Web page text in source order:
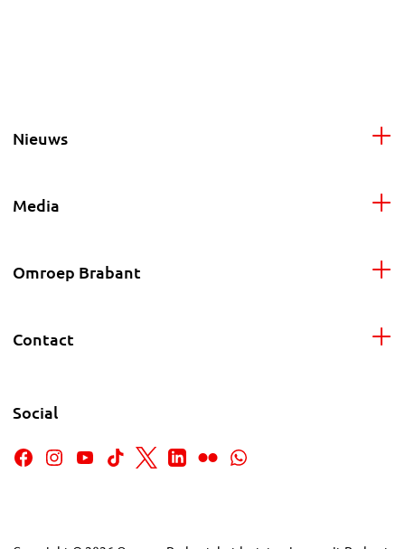
Nieuws
Media
Omroep Brabant
Contact
Social